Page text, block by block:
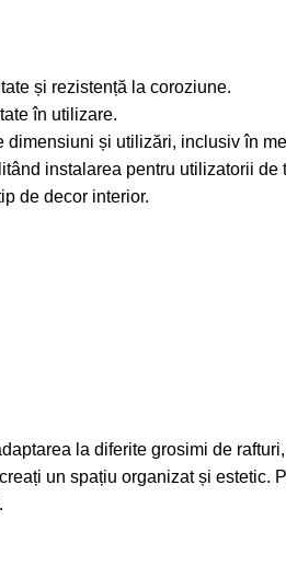
și rezistență la coroziune.
în utilizare.
și utilizări, inclusiv în
instalarea pentru utilizatorii
de decor interior.
la diferite grosimi de
un spațiu organizat și estetic.